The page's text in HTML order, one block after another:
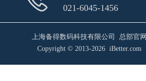
上海备得数码科技有限公司 总部官网
Copyright © 2013-2026 iBetter.com
021-6045-1456